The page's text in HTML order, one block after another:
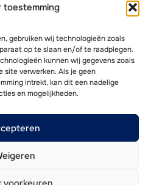
toestemming
gebruiken wij technologieën zoals
op te slaan en/of te raadplegen.
kunnen wij gegevens zoals
site verwerken. Als je geen
intrekt, kan dit een nadelige
en mogelijkheden.